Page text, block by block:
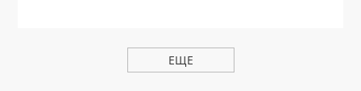
ЕЩЕ